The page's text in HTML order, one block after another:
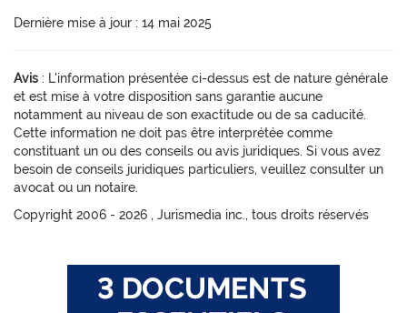
Dernière mise à jour : 14 mai 2025
Avis : L'information présentée ci-dessus est de nature générale
et est mise à votre disposition sans garantie aucune
notamment au niveau de son exactitude ou de sa caducité.
Cette information ne doit pas être interprétée comme
constituant un ou des conseils ou avis juridiques. Si vous avez
besoin de conseils juridiques particuliers, veuillez consulter un
avocat ou un notaire.
Copyright 2006 - 2026 , Jurismedia inc., tous droits réservés